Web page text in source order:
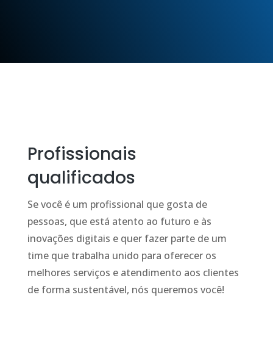
Profissionais
qualificados
Se você é um profissional que gosta de
pessoas, que está atento ao futuro e às
inovações digitais e quer fazer parte de um
time que trabalha unido para oferecer os
melhores serviços e atendimento aos clientes
de forma sustentável, nós queremos você!